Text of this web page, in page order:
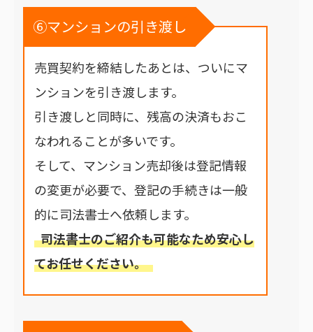
⑥マンションの引き渡し
売買契約を締結したあとは、ついにマ
ンションを引き渡します。
引き渡しと同時に、残高の決済もおこ
なわれることが多いです。
そして、マンション売却後は登記情報
の変更が必要で、登記の手続きは一般
的に司法書士へ依頼します。
司法書士のご紹介も可能なため安心し
てお任せください。